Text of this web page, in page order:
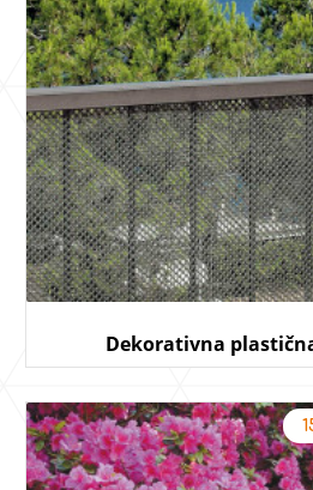
Dekorativna